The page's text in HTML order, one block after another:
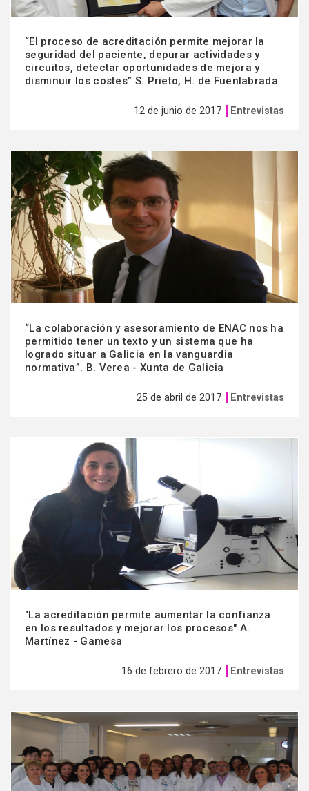
“El proceso de acreditación permite mejorar la
seguridad del paciente, depurar actividades y
circuitos, detectar oportunidades de mejora y
disminuir los costes” S. Prieto, H. de Fuenlabrada
12 de junio de 2017 Entrevistas
“La colaboración y asesoramiento de ENAC nos ha
permitido tener un texto y un sistema que ha
logrado situar a Galicia en la vanguardia
normativa”. B. Verea - Xunta de Galicia
25 de abril de 2017 Entrevistas
más
"La acreditación permite aumentar la confianza
en los resultados y mejorar los procesos" A.
Martínez - Gamesa
16 de febrero de 2017 Entrevistas
Ver